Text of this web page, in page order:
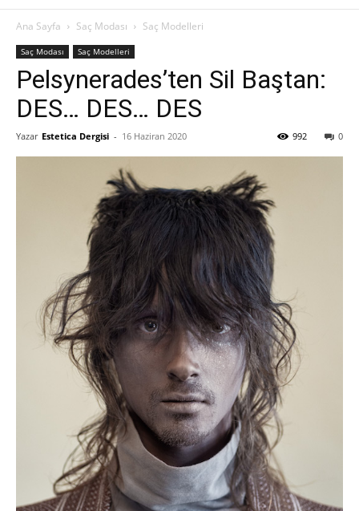
Ana Sayfa Saç Modası Saç Modelleri
Saç Modası Saç Modelleri
Pelsynerades’ten Sil Baştan:
DES… DES… DES
Yazar Estetica Dergisi - 16 Haziran 2020 0
992